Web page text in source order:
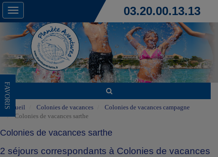
Toggle
navigation
03.20.00.13.13
FAVORIS
Accueil Colonies de vacances
Colonies de vacances campagne
Colonies de vacances sarthe
Colonies de vacances sarthe
2 séjours correspondants à Colonies de vacances